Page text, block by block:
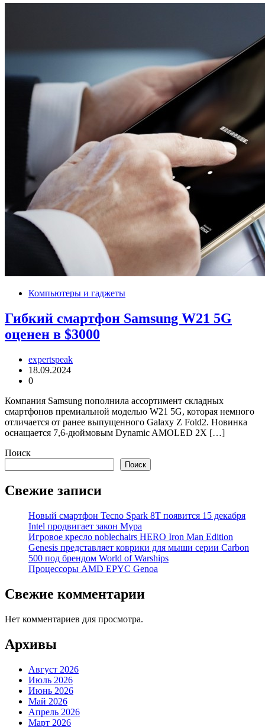
Компьютеры и гаджеты
Гибкий смартфон Samsung W21 5G
оценен в $3000
expertspeak
18.09.2024
0
Компания Samsung пополнила ассортимент складных
смартфонов премиальной моделью W21 5G, которая немного
отличается от ранее выпущенного Galaxy Z Fold2. Новинка
оснащается 7,6-дюймовым Dynamic AMOLED 2X […]
Поиск
Поиск
Свежие записи
Новый смартфон Tecno Spark 8T появится 15 декабря
Intel продвигает закон Мура
Игровое кресло noblechairs HERO Iron Man Edition
Genesis представляет коврики для мыши серии Carbon
500 под брендом World of Warships
Процессоры AMD EPYC Genoa
Свежие комментарии
Нет комментариев для просмотра.
Архивы
Август 2026
Июль 2026
Июнь 2026
Май 2026
Апрель 2026
Март 2026